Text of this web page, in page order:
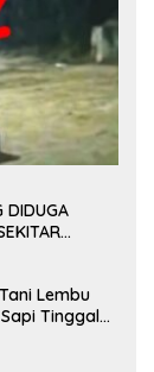
DIDUGA
Lembu
Tinggal